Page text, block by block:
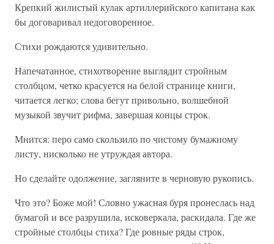
Крепкий жилистый кулак артиллерийского капитана как
бы договаривал недоговоренное.
Стихи рождаются удивительно.
Напечатанное, стихотворение выглядит стройным
столбцом, четко красуется на белой странице книги,
читается легко; слова бегут привольно, волшебной
музыкой звучит рифма, завершая концы строк.
Мнится: перо само скользило по чистому бумажному
листу, нисколько не утруждая автора.
Но сделайте одолжение, загляните в черновую рукопись.
Что это? Боже мой! Словно ужасная буря пронеслась над
бумагой и все разрушила, исковеркала, раскидала. Где же
стройные столбцы стиха? Где ровные ряды строк,